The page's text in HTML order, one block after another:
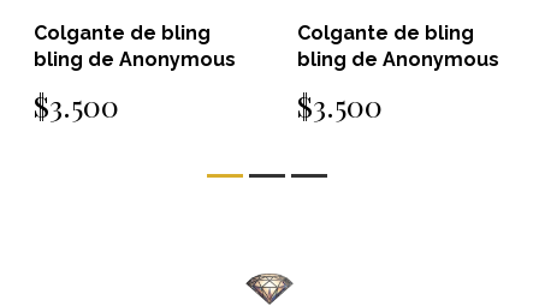
Colgante de bling
bling de Anonymous
$3.500
Colgante de bling
bling de Anonymous
$3.500